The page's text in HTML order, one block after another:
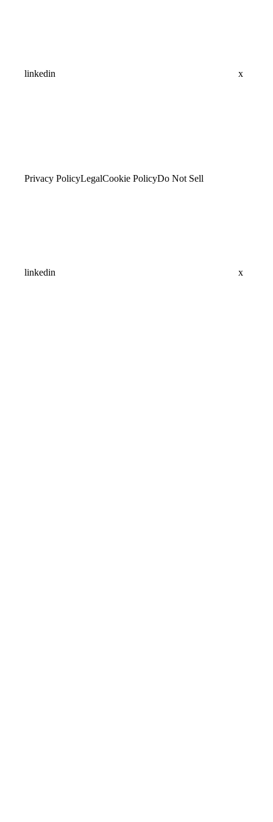
linkedin x
Privacy PolicyLegalCookie PolicyDo Not Sell
linkedin x